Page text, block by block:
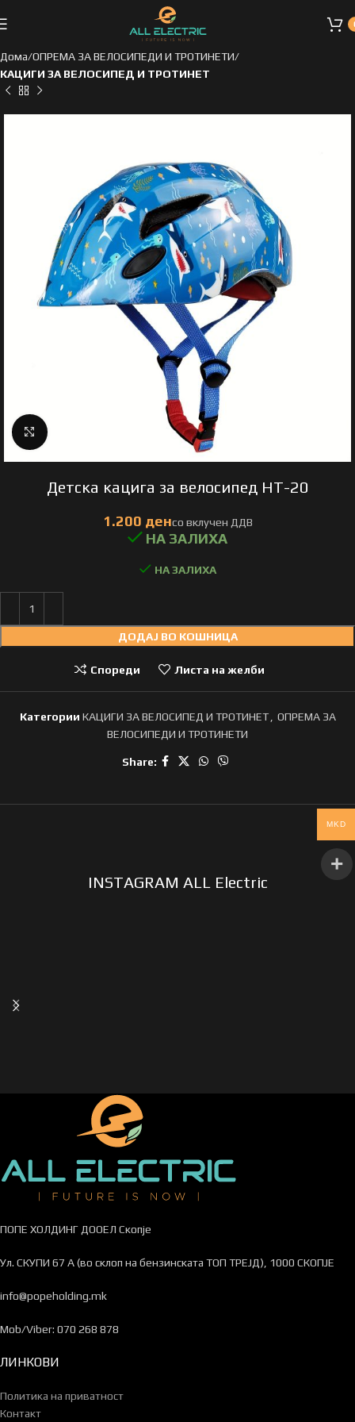
Дома ОПРЕМА ЗА ВЕЛОСИПЕДИ И ТРОТИНЕТИ
КАЦИГИ ЗА ВЕЛОСИПЕД И ТРОТИНЕТ
Click to enlarge
Детска кацига за велосипед HT-20
НА ЗАЛИХА
ДОДАЈ ВО КОШНИЦА
Спореди Листа на желби
Категории КАЦИГИ ЗА ВЕЛОСИПЕД И ТРОТИНЕТ
ОПРЕМА ЗА
ВЕЛОСИПЕДИ И ТРОТИНЕТИ
Share:
INSTAGRAM ALL Electric
ПОПЕ ХОЛДИНГ ДООЕЛ Скопје
Ул. СКУПИ 67 А (во склоп на бензинската ТОП ТРЕЈД), 1000 СКОПЈЕ
info@popeholding.mk
Mob/Viber: 070 268 878
ЛИНКОВИ
Политика на приватност
Контакт
MKD